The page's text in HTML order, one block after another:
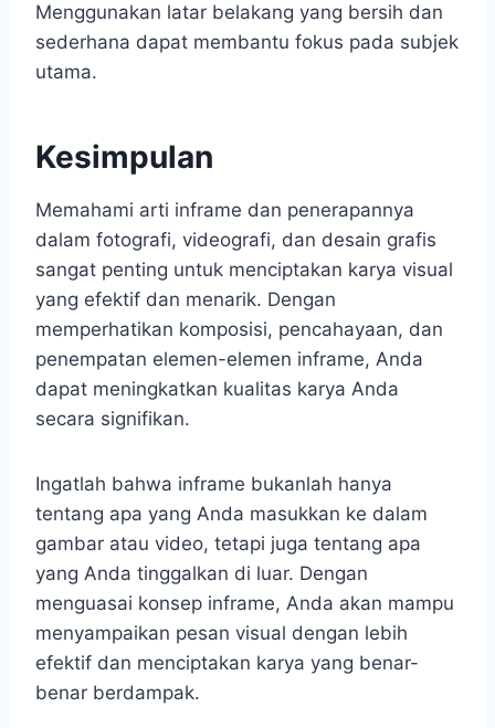
Menggunakan latar belakang yang bersih dan
sederhana dapat membantu fokus pada subjek
utama.
Kesimpulan
Memahami arti inframe dan penerapannya
dalam fotografi, videografi, dan desain grafis
sangat penting untuk menciptakan karya visual
yang efektif dan menarik. Dengan
memperhatikan komposisi, pencahayaan, dan
penempatan elemen-elemen inframe, Anda
dapat meningkatkan kualitas karya Anda
secara signifikan.
Ingatlah bahwa inframe bukanlah hanya
tentang apa yang Anda masukkan ke dalam
gambar atau video, tetapi juga tentang apa
yang Anda tinggalkan di luar. Dengan
menguasai konsep inframe, Anda akan mampu
menyampaikan pesan visual dengan lebih
efektif dan menciptakan karya yang benar-
benar berdampak.